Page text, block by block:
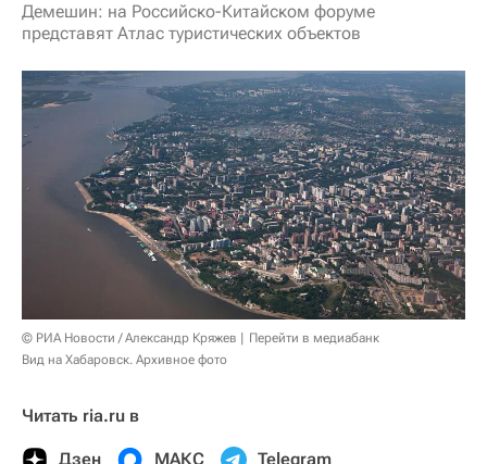
Демешин: на Российско-Китайском форуме
представят Атлас туристических объектов
© РИА Новости / Александр Кряжев
Перейти в медиабанк
Вид на Хабаровск. Архивное фото
Читать ria.ru в
Дзен МАКС Telegram